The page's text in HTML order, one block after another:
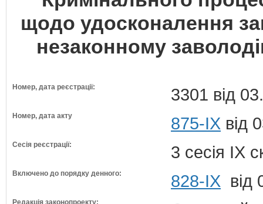
щодо удосконалення
незаконному
Номер, дата реєстрації: 3301 від
Номер, дата акту 875-IX від
Сесія реєстрації: 3 сесія IX
Включено до порядку денного: 828-ІХ від
Редакція законопроекту: